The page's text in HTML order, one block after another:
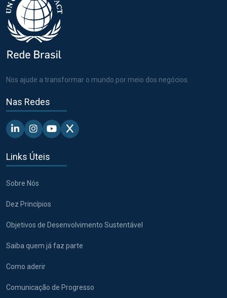
Nos ajude a transformar o mundo por meio dos negócios.
Nas Redes
Linkedin - Pacto Global BR
Instagram - Pacto Global BR
Youtube - Pacto Global BR
X - Pacto Global BR
Links Úteis
Sobre Nós
Dez Princípios
Objetivos de Desenvolvimento Sustentável
Saiba quem já faz parte
Como aderir
Comunicação de Progresso